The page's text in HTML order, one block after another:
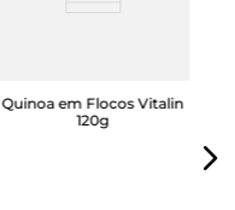
Quinoa em Flocos Vitalin
120g